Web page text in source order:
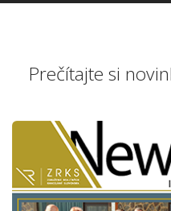
Prečítajte si